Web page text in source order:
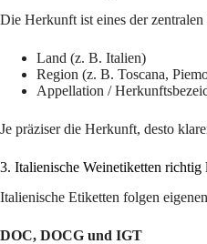
Die Herkunft ist eines der
Land (z. B. Italien)
Region (z. B. Toscana,
Appellation /
Je präziser die Herkunft, desto
3. Italienische Weinetiketten richtig
Italienische Etiketten folgen
DOC, DOCG und IGT